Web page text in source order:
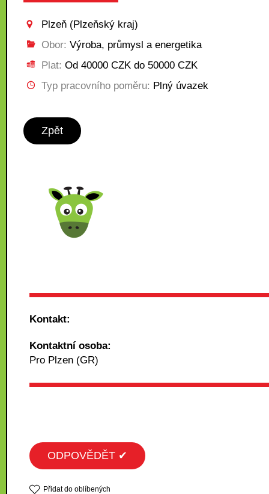
Plzeň (Plzeňský kraj)
Obor: Výroba, průmysl a energetika
Plat: Od 40000 CZK do 50000 CZK
Typ pracovního poměru: Plný úvazek
Zpět
Kontakt:
Kontaktní osoba:
Pro Plzen (GR)
ODPOVĚDĚT ✔
Přidat do oblíbených